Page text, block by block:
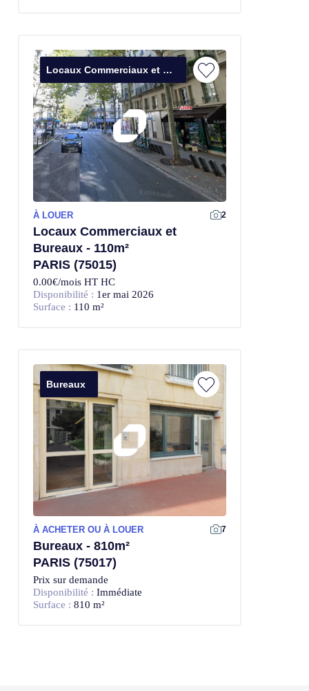
Locaux Commerciaux et Bureaux
À LOUER 2
Locaux Commerciaux et
Bureaux - 110m²
PARIS (75015)
0.00€/mois HT HC
Disponibilité : 1er mai 2026
Surface : 110 m²
Bureaux
À ACHETER OU À LOUER 7
Bureaux - 810m²
PARIS (75017)
Prix sur demande
Disponibilité : Immédiate
Surface : 810 m²